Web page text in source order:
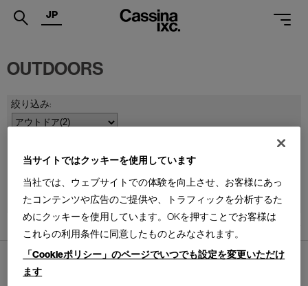
.
SERVICES
MAGAZINE
SUPPORT
SHOPS
CATALOGUES
PROFESSIONAL
JP
OUTDOORS
並べ替え：
件あります
当サイトではクッキーを使用しています
当社では、ウェブサイトでの体験を向上させ、お客様にあっ
たコンテンツや広告のご提供や、トラフィックを分析するた
めにクッキーを使用しています。OKを押すことでお客様は
これらの利用条件に同意したものとみなされます。
「Cookieポリシー」のページでいつでも設定を変更いただけ
ます